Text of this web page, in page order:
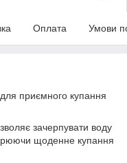
Оплата Умови
приємного купання
зачерпувати воду
щоденне купання